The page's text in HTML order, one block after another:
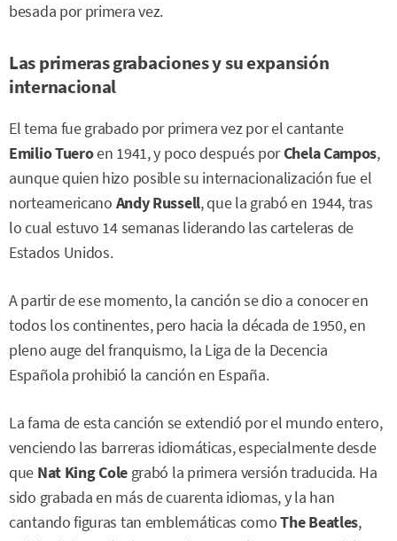
besada por primera vez.
Las primeras grabaciones y su expansión
internacional
El tema fue grabado por primera vez por el cantante
Emilio Tueroen 1941, y poco después porChela Campos,
aunque quien hizo posible su internacionalización fue el
norteamericano Andy Russell, que la grabó en 1944, tras
lo cual estuvo 14 semanas liderando las carteleras de
Estados Unidos.
A partir de ese momento, la canción se dio a conocer en
todos los continentes, pero hacia la década de 1950, en
pleno auge del franquismo, la Liga de la Decencia
Española prohibió la canción en España.
La fama de esta canción se extendió por el mundo entero,
venciendo las barreras idiomáticas, especialmente desde
que Nat King Cole grabó la primera versión traducida. Ha
sido grabada en más de cuarenta idiomas, y la han
cantando figuras tan emblemáticas comoThe Beatles,